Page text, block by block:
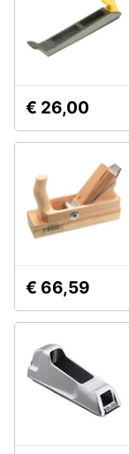
€ 26,00
€ 66,59